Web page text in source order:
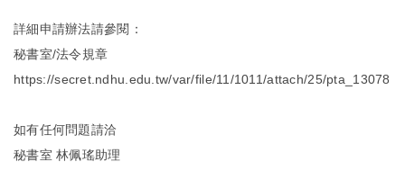
詳細申請辦法請參閱：
秘書室/法令規章
https://secret.ndhu.edu.tw/var/file/11/1011/attach/25/
如有任何問題請洽
秘書室 林佩瑤助理